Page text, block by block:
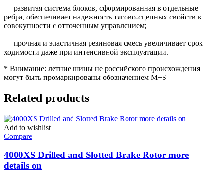
— развитая система блоков, сформированная в отдельные
ребра, обеспечивает надежность тягово-сцепных свойств в
совокупности с отточенным управлением;
— прочная и эластичная резиновая смесь увеличивает срок
ходимости даже при интенсивной эксплуатации.
* Внимание: летние шины не российского происхождения
могут быть промаркированы обозначением M+S
Related products
Add to wishlist
Compare
4000XS Drilled and Slotted Brake Rotor more
details on